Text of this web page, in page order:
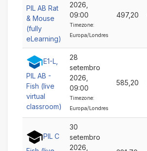
PIL AB Rat
& Mouse
(fully
eLearning)
2026,
09:00
Timezone:
Europa/Londres
497,20
E1-L,
PIL AB -
Fish (live
virtual
classroom)
28
setembro
2026,
09:00
Timezone:
Europa/Londres
585,20
PIL C
30
setembro
2026,